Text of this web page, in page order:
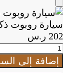
Add
to
Cart
سيارة روبوت
202 ر.س
كمية
سيارة
روبوت
إضافة إلى